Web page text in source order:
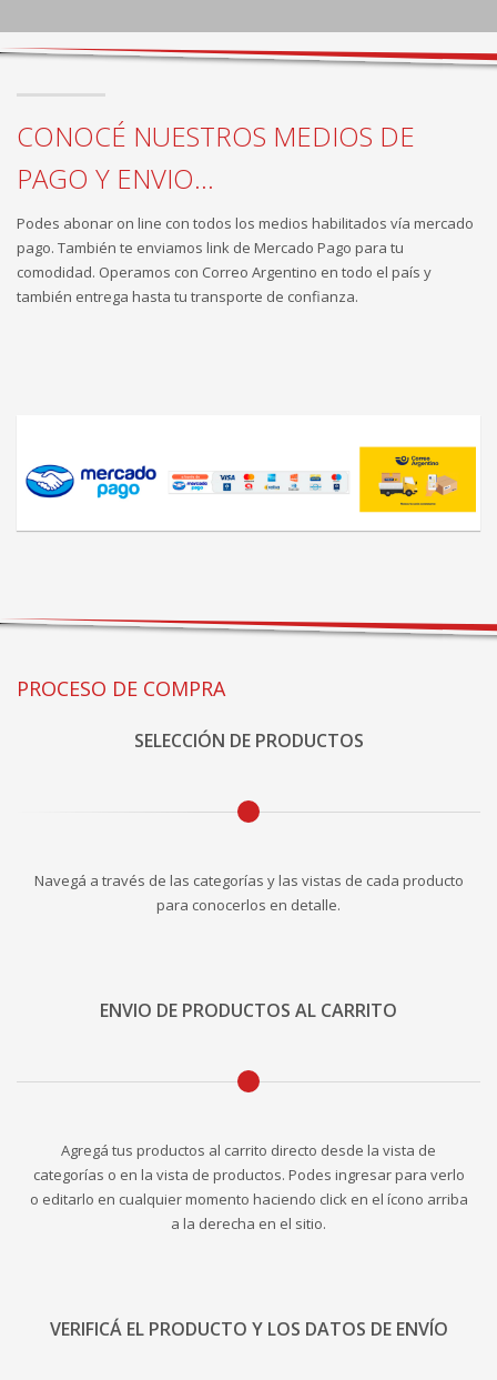
CONOCÉ NUESTROS MEDIOS DE
PAGO Y ENVIO...
Podes abonar on line con todos los medios habilitados vía mercado
pago. También te enviamos link de Mercado Pago para tu
comodidad. Operamos con Correo Argentino en todo el país y
también entrega hasta tu transporte de confianza.
PROCESO DE COMPRA
SELECCIÓN DE PRODUCTOS
Navegá a través de las categorías y las vistas de cada producto
para conocerlos en detalle.
ENVIO DE PRODUCTOS AL CARRITO
Agregá tus productos al carrito directo desde la vista de
categorías o en la vista de productos. Podes ingresar para verlo
o editarlo en cualquier momento haciendo click en el ícono arriba
a la derecha en el sitio.
VERIFICÁ EL PRODUCTO Y LOS DATOS DE ENVÍO